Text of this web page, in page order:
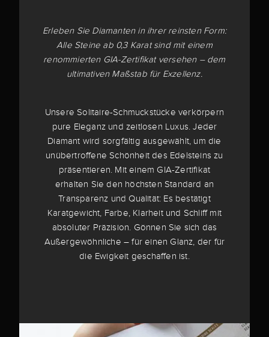
Erleben Sie Diamanten in ihrer reinsten Form:
Alle Steine ab 0,3 Karat sind mit einem
renommierten GIA-Zertifikat versehen – dem
ultimativen Maßstab für Exzellenz.
Unsere Solitaire-Schmuckstücke verkörpern
pure Eleganz und zeitlosen Luxus. Jeder
Diamant wird sorgfältig ausgewählt, um die
unübertroffene Schönheit des Edelsteins zu
präsentieren. Mit einem GIA-Zertifikat
erhalten Sie den höchsten Standard an
Transparenz und Qualität: Es bestätigt
Karatgewicht, Farbe, Klarheit und Schliff mit
absoluter Präzision. Gönnen Sie sich das
Außergewöhnliche – für einen Glanz, der für
die Ewigkeit geschaffen ist.